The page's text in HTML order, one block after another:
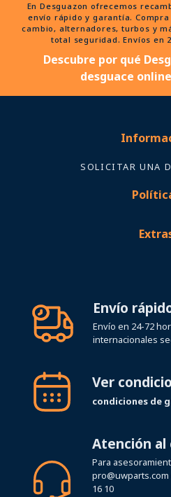
En Desguazon ofrecemos
envío rápido y garantía.
cambio, alternadores, turbos y
total seguridad. Envíos en
Descubre por qué
desguace
SOLICITAR UNA
Envío
Envío en 24-72
internacionales
Ver
condiciones de
Atención al
Para
pro@uwparts.com
16 10